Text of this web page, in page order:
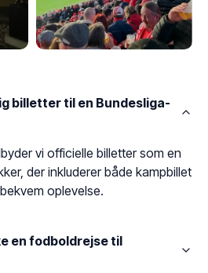
billetter til en Bundesliga-
vi officielle billetter som en
der inkluderer både kampbillet
oplevelse.
en fodboldrejse til